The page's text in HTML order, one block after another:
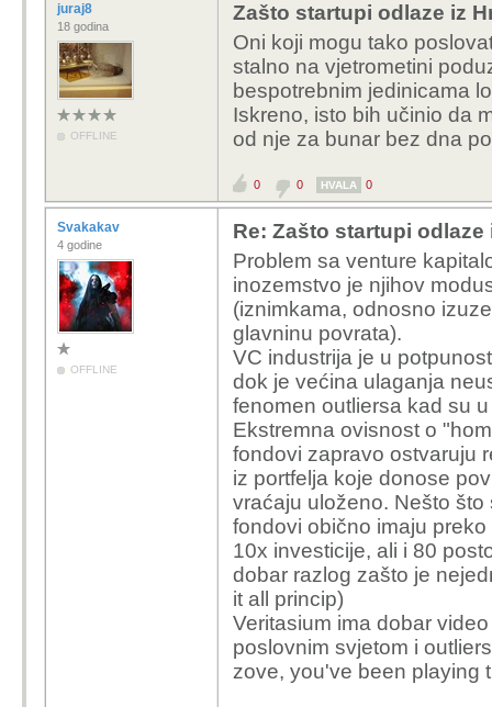
juraj8
18 godina
OFFLINE
Zašto startupi odlaze iz
Oni koji mogu tako
stalno na vjetrometini
bespotrebnim jedinicama
Iskreno, isto bih učinio da
od nje za bunar bez dna
0 0 HVALA 0
Svakakav
4 godine
OFFLINE
Re: Zašto startupi
Problem sa venture
inozemstvo je njihov
(iznimkama, odnosno
glavninu povrata).
VC industrija je u
dok je većina ulaganja
fenomen outliersa kad su
Ekstremna ovisnost o
fondovi zapravo ostvaruju
iz portfelja koje donose
vraćaju uloženo. Nešto što
fondovi obično imaju
10x investicije, ali i 80
dobar razlog zašto je
it all princip)
Veritasium ima dobar
poslovnim svjetom i
zove, you've been playing